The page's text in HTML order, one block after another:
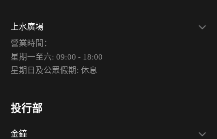
上水廣場
營業時間：
星期一至六: 09:00 - 18:00
星期日及公眾假期: 休息
投行部
金鐘